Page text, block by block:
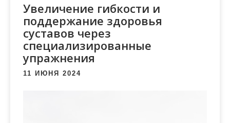
Увеличение гибкости и
поддержание здоровья
суставов через
специализированные
упражнения
11 ИЮНЯ 2024